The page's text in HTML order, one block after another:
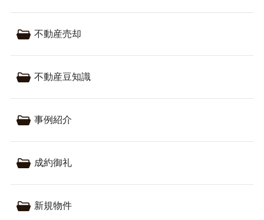
不動産売却
不動産豆知識
事例紹介
成約御礼
新規物件